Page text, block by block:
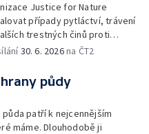
Justice for Nature
případy pytláctví, trávení
trestných činů proti
monitoringem a
vyšetřování.
30. 6. 2026na ČT2
půdy
patří k nejcennějším
máme. Dlouhodobě ji